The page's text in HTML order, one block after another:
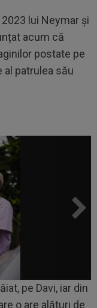
lui Neymar și
acum că
postate pe
patrulea său
pe Davi, iar din
o are alături de